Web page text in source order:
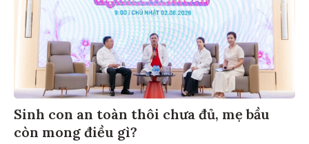
Sinh con an toàn thôi chưa đủ, mẹ bầu
còn mong điều gì?